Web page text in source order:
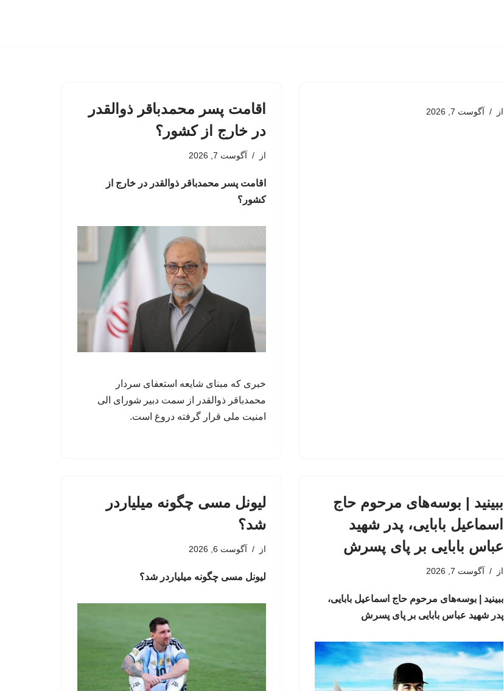
از آگوست 7, 2026
اقامت پسر محمدباقر ذوالقدر
در خارج از کشور؟
از آگوست 7, 2026
اقامت پسر محمدباقر ذوالقدر در خارج از
کشور؟
خبری که مبنای شایعه استعفای سردار
محمدباقر ذوالقدر از سمت دبیر شورای الی
امنیت ملی قرار گرفته دروغ است.
ببینید | بوسه‌های مرحوم حاج
اسماعیل بابایی، پدر شهید
عباس بابایی بر پای پسرش
از آگوست 7, 2026
ببینید | بوسه‌های مرحوم حاج اسماعیل بابایی،
پدر شهید عباس بابایی بر پای پسرش
لیونل مسی چگونه میلیاردر
شد؟
از آگوست 6, 2026
لیونل مسی چگونه میلیاردر شد؟